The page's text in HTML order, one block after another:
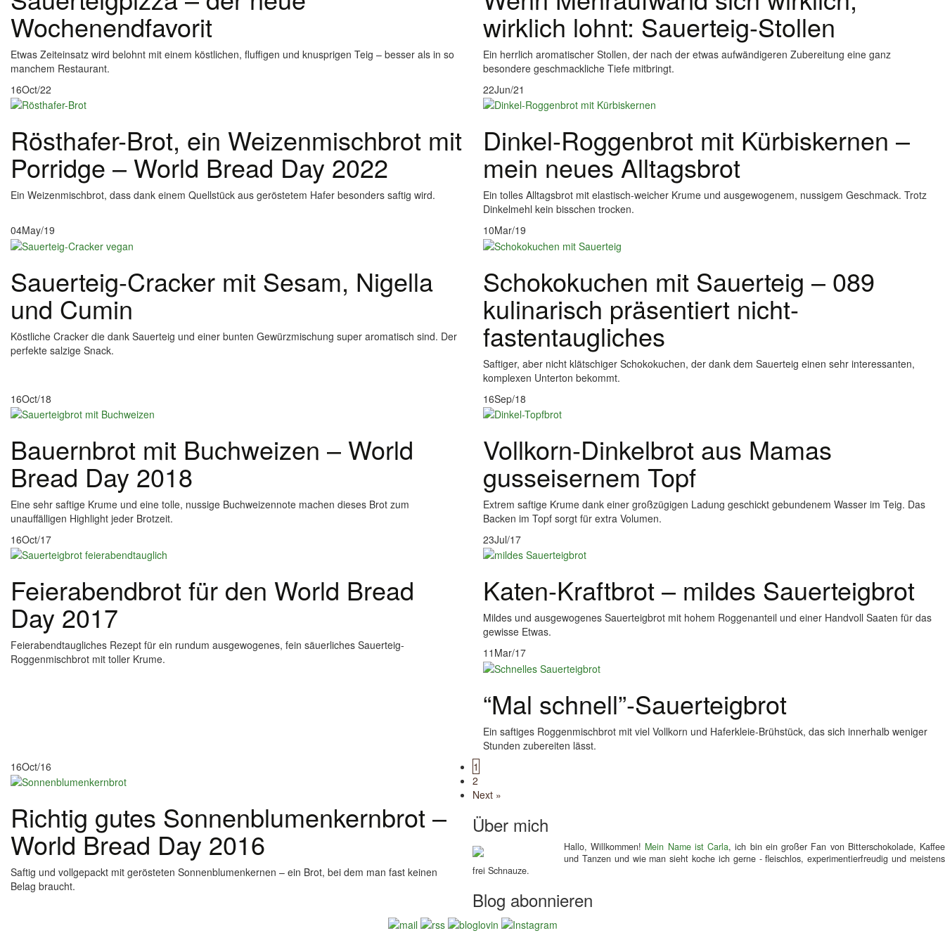
Wochenendfavorit
Etwas Zeiteinsatz wird belohnt mit einem köstlichen, fluffigen und knusprigen Teig – besser als in so
manchem Restaurant.
wirklich lohnt: Sauerteig-Stollen
Ein herrlich aromatischer Stollen, der nach der etwas aufwändigeren Zubereitung eine ganz
besondere geschmackliche Tiefe mitbringt.
16Oct/22
Rösthafer-Brot, ein Weizenmischbrot mit
Porridge – World Bread Day 2022
Ein Weizenmischbrot, dass dank einem Quellstück aus geröstetem Hafer besonders saftig wird.
22Jun/21
Dinkel-Roggenbrot mit Kürbiskernen –
mein neues Alltagsbrot
Ein tolles Alltagsbrot mit elastisch-weicher Krume und ausgewogenem, nussigem Geschmack. Trotz
Dinkelmehl kein bisschen trocken.
04May/19
Sauerteig-Cracker mit Sesam, Nigella
und Cumin
Köstliche Cracker die dank Sauerteig und einer bunten Gewürzmischung super aromatisch sind. Der
perfekte salzige Snack.
10Mar/19
Schokokuchen mit Sauerteig – 089
kulinarisch präsentiert nicht-
fastentaugliches
Saftiger, aber nicht klätschiger Schokokuchen, der dank dem Sauerteig einen sehr interessanten,
komplexen Unterton bekommt.
16Oct/18
Bauernbrot mit Buchweizen – World
Bread Day 2018
Eine sehr saftige Krume und eine tolle, nussige Buchweizennote machen dieses Brot zum
unauffälligen Highlight jeder Brotzeit.
16Sep/18
Vollkorn-Dinkelbrot aus Mamas
gusseisernem Topf
Extrem saftige Krume dank einer großzügigen Ladung geschickt gebundenem Wasser im Teig. Das
Backen im Topf sorgt für extra Volumen.
16Oct/17
Feierabendbrot für den World Bread
Day 2017
Feierabendtaugliches Rezept für ein rundum ausgewogenes, fein säuerliches Sauerteig-
Roggenmischbrot mit toller Krume.
23Jul/17
Katen-Kraftbrot – mildes Sauerteigbrot
Mildes und ausgewogenes Sauerteigbrot mit hohem Roggenanteil und einer Handvoll Saaten für das
gewisse Etwas.
11 Mar/17
“Mal schnell”-Sauerteigbrot
Ein saftiges Roggenmischbrot mit viel Vollkorn und Haferkleie-Brühstück, das sich innerhalb weniger
Stunden zubereiten lässt.
16Oct/16
Richtig gutes Sonnenblumenkernbrot –
World Bread Day 2016
Saftig und vollgepackt mit gerösteten Sonnenblumenkernen – ein Brot, bei dem man fast keinen
Belag braucht.
1
2
Next »
Über mich
Hallo, Willkommen! Mein Name ist Carla, ich bin ein großer Fan von Bitterschokolade, Kaffee
und Tanzen und wie man sieht koche ich gerne - fleischlos, experimentierfreudig und meistens
frei Schnauze.
Blog abonnieren